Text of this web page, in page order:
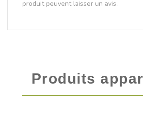
produit peuvent laisser un avis.
Produits